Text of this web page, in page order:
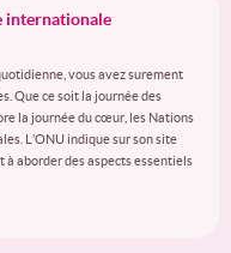
internationale
vous avez surement
Que ce soit la journée des
la journée du cœur, les Nations
L’ONU indique sur son site
aborder des aspects essentiels